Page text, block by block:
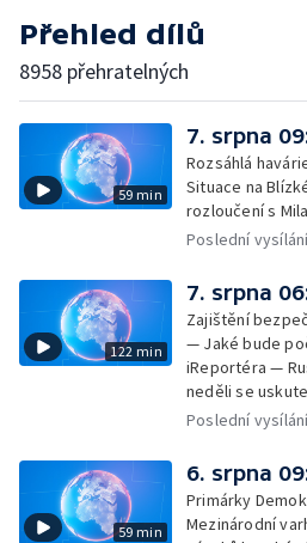
Přehled dílů
8958 přehratelných
59 min
7. srpna
Rozsáhlá
Situace na
rozloučení s
Poslední
122 min
7. srpna
Zajištění
— Jaké bude
iReportéra —
neděli se
památek — Vila
atletice 2026 —
závislostí je
výškové
Poslední
59 min
6. srpna
Primárky
Mezinárodní